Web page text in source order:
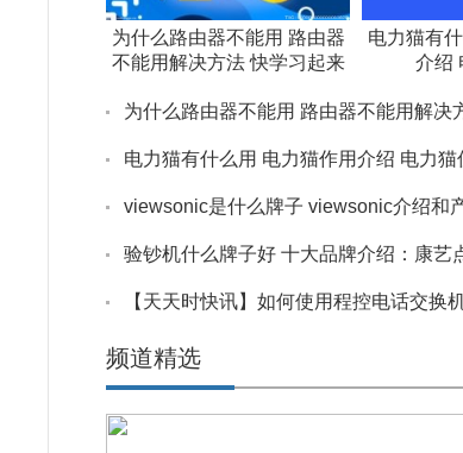
为什么路由器不能用 路由器
不能用解决方法 快学习起来
电力猫有
介绍
为什么路由器不能用 路由器不能用解决
电力猫有什么用 电力猫作用介绍 电力猫
viewsonic是什么牌子 viewsonic介绍和
验钞机什么牌子好 十大品牌介绍：康艺
【天天时快讯】如何使用程控电话交换
频道精选